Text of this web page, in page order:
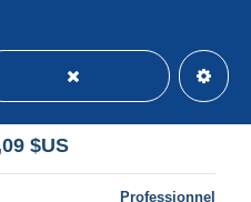
YT N°261 262 263
$US
Professionnel